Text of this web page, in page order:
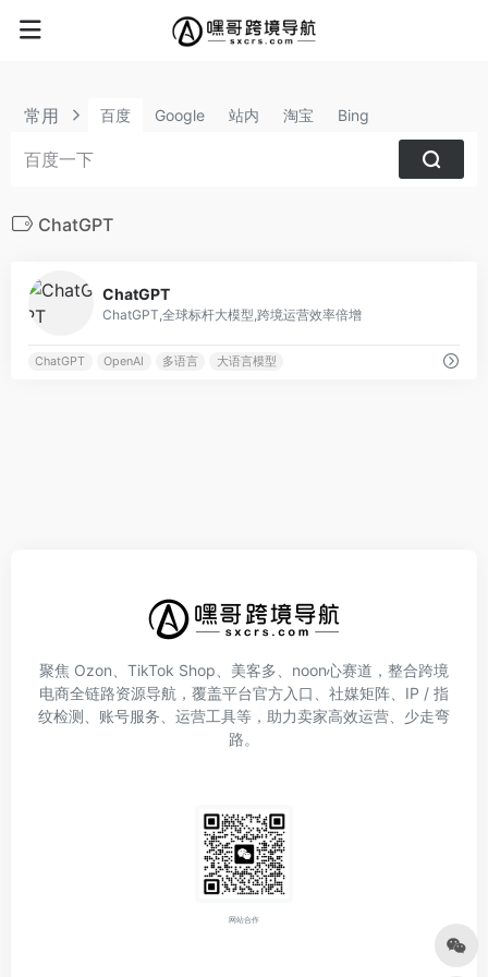
常用 百度 Google 站内 淘宝 Bing
ChatGPT
ChatGPT
ChatGPT,全球标杆大模型,跨境运营效率倍增
ChatGPT OpenAI 多语言 大语言模型
聚焦 Ozon、TikTok Shop、美客多、noon心赛道，整合跨境
电商全链路资源导航，覆盖平台官方入口、社媒矩阵、IP / 指
纹检测、账号服务、运营工具等，助力卖家高效运营、少走弯
路。
网站合作